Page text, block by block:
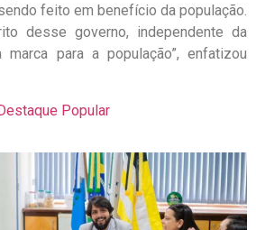
feito em benefício da população.
desse governo, independente da
para a população”, enfatizou
Popular